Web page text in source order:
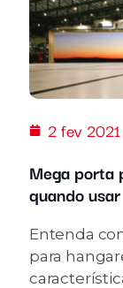
2 fev 2021
Mega porta
quando usar
Entenda
para